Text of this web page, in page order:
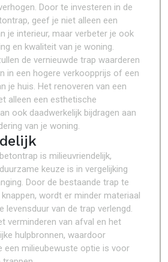
Door te investeren in de
geef je niet alleen een
je interieur, maar verbeter je ook
en kwaliteit van je woning.
de vernieuwde trap waarderen
in een hogere verkoopprijs of een
je huis. Het renoveren van een
alleen een esthetische
ook daadwerkelijk bijdragen aan
van je woning.
is milieuvriendelijk,
keuze is in vergelijking
Door de bestaande trap te
wordt er minder materiaal
levensduur van de trap verlengd.
verminderen van afval en het
hulpbronnen, waardoor
een milieubewuste optie is voor